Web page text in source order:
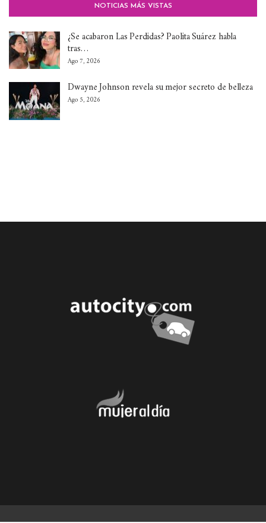
NOTICIAS MÁS VISTAS
¿Se acabaron Las Perdidas? Paolita Suárez habla
tras…
Ago 7, 2026
Dwayne Johnson revela su mejor secreto de belleza
Ago 5, 2026